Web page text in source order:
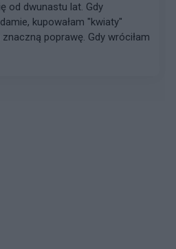
od dwunastu lat. Gdy
kupowałam "kwiaty"
znaczną poprawę. Gdy wróciłam